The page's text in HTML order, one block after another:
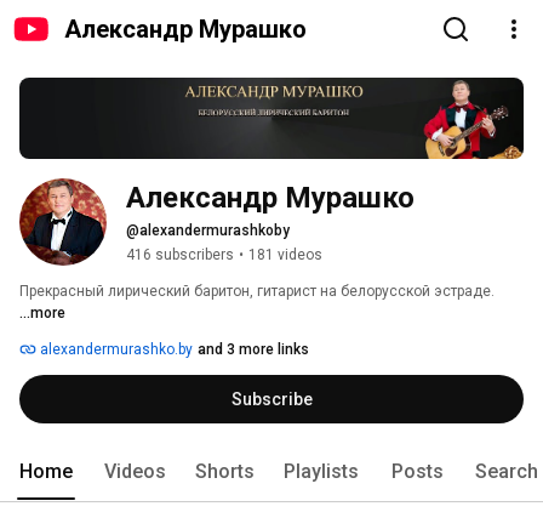
Александр Мурашко
Александр Мурашко
@alexandermurashkoby
416 subscribers • 181 videos
Прекрасный лирический баритон, гитарист на белорусской эстраде.
...more
alexandermurashko.by and 3 more links
Subscribe
Home Videos Shorts Playlists Posts Search